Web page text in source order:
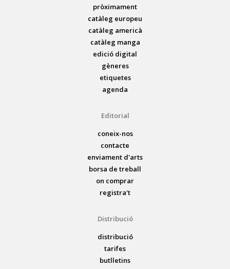
pròximament
catàleg europeu
catàleg americà
catàleg manga
edició digital
gèneres
etiquetes
agenda
Editorial
coneix-nos
contacte
enviament d'arts
borsa de treball
on comprar
registra't
Distribució
distribució
tarifes
butlletins